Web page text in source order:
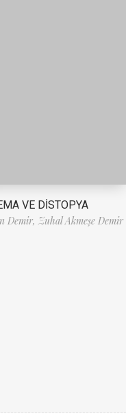
VE DİSTOPYA
Demir, Zuhal Akmeşe Demir